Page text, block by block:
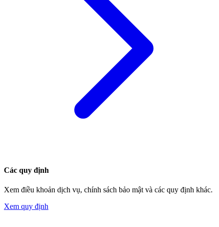
Các quy định
Xem điều khoản dịch vụ, chính sách bảo mật và các quy định khác.
Xem quy định